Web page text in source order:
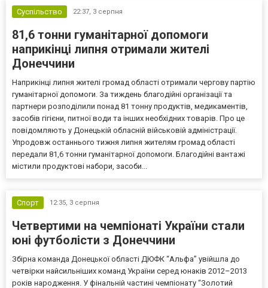
Суспільство 22:37, 3 серпня
81,6 тонни гуманітарної допомоги
наприкінці липня отримали жителі
Донеччини
Наприкінці липня жителі громад області отримали чергову партію
гуманітарної допомоги. За тиждень благодійні організації та
партнери розподілили понад 81 тонну продуктів, медикаментів,
засобів гігієни, питної води та інших необхідних товарів. Про це
повідомляють у Донецькій обласній військовій адміністрації.
Упродовж останнього тижня липня жителям громад області
передали 81,6 тонни гуманітарної допомоги. Благодійні вантажі
містили продуктові набори, засоби...
Спорт 12:35, 3 серпня
Четвертими на чемпіонаті України стали
юні футболісти з Донеччини
Збірна команда Донецької області ДЮФК “Альфа” увійшла до
четвірки найсильніших команд України серед юнаків 2012–2013
років народження. У фінальній частині чемпіонату “Золотий